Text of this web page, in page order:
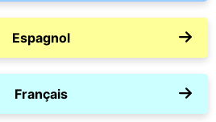
Espagnol
Français